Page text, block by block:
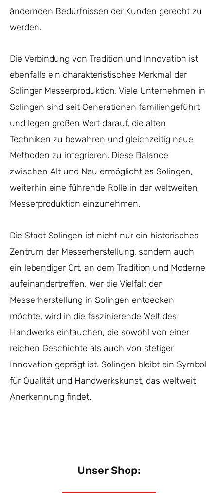
ändernden Bedürfnissen der Kunden gerecht zu
werden.
Die Verbindung von Tradition und Innovation ist
ebenfalls ein charakteristisches Merkmal der
Solinger Messerproduktion. Viele Unternehmen in
Solingen sind seit Generationen familiengeführt
und legen großen Wert darauf, die alten
Techniken zu bewahren und gleichzeitig neue
Methoden zu integrieren. Diese Balance
zwischen Alt und Neu ermöglicht es Solingen,
weiterhin eine führende Rolle in der weltweiten
Messerproduktion einzunehmen.
Die Stadt Solingen ist nicht nur ein historisches
Zentrum der Messerherstellung, sondern auch
ein lebendiger Ort, an dem Tradition und Moderne
aufeinandertreffen. Wer die Vielfalt der
Messerherstellung in Solingen entdecken
möchte, wird in die faszinierende Welt des
Handwerks eintauchen, die sowohl von einer
reichen Geschichte als auch von stetiger
Innovation geprägt ist. Solingen bleibt ein Symbol
für Qualität und Handwerkskunst, das weltweit
Anerkennung findet.
Unser Shop: